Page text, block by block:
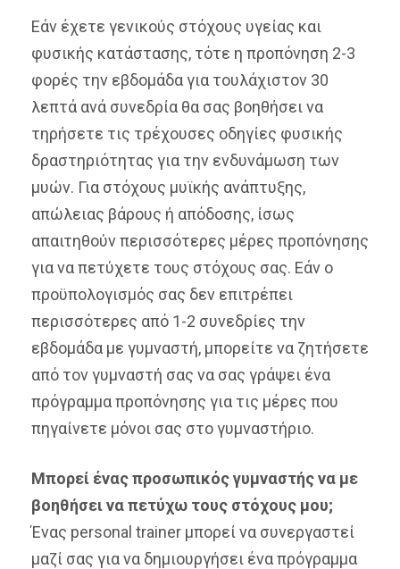
Εάν έχετε γενικούς στόχους υγείας και
φυσικής κατάστασης, τότε η προπόνηση 2-3
φορές την εβδομάδα για τουλάχιστον 30
λεπτά ανά συνεδρία θα σας βοηθήσει να
τηρήσετε τις τρέχουσες οδηγίες φυσικής
δραστηριότητας για την ενδυνάμωση των
μυών. Για στόχους μυϊκής ανάπτυξης,
απώλειας βάρους ή απόδοσης, ίσως
απαιτηθούν περισσότερες μέρες προπόνησης
για να πετύχετε τους στόχους σας. Εάν ο
προϋπολογισμός σας δεν επιτρέπει
περισσότερες από 1-2 συνεδρίες την
εβδομάδα με γυμναστή, μπορείτε να ζητήσετε
από τον γυμναστή σας να σας γράψει ένα
πρόγραμμα προπόνησης για τις μέρες που
πηγαίνετε μόνοι σας στο γυμναστήριο.
Μπορεί ένας προσωπικός γυμναστής να με
βοηθήσει να πετύχω τους στόχους μου;
Ένας personal trainer μπορεί να συνεργαστεί
μαζί σας για να δημιουργήσει ένα πρόγραμμα